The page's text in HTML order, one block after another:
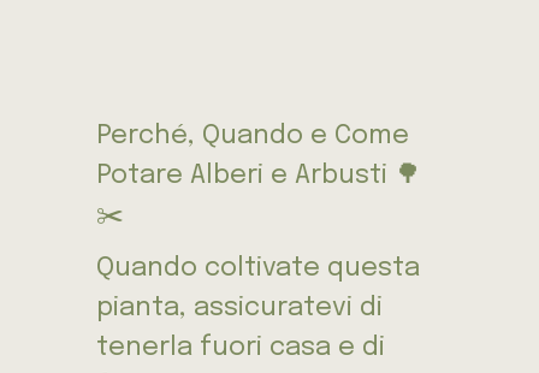
Perché, Quando e Come
Potare Alberi e Arbusti 🌳
✂️
Quando coltivate questa
pianta, assicuratevi di
tenerla fuori casa e di